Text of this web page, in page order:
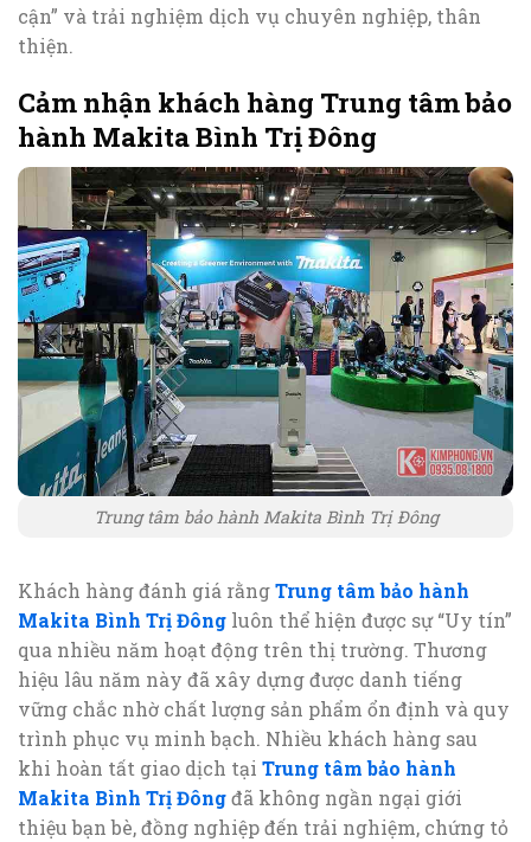
cận” và trải nghiệm dịch vụ chuyên nghiệp, thân
thiện.
Cảm nhận khách hàng Trung tâm bảo
hành Makita Bình Trị Đông
Trung tâm bảo hành Makita Bình Trị Đông
Khách hàng đánh giá rằngTrung tâm bảo hành
Makita Bình Trị Đông luôn thể hiện được sự “Uy tín”
qua nhiều năm hoạt động trên thị trường. Thương
hiệu lâu năm này đã xây dựng được danh tiếng
vững chắc nhờ chất lượng sản phẩm ổn định và quy
trình phục vụ minh bạch. Nhiều khách hàng sau
khi hoàn tất giao dịch tại Trung tâm bảo hành
Makita Bình Trị Đôngđã không ngần ngại giới
thiệu bạn bè, đồng nghiệp đến trải nghiệm, chứng tỏ